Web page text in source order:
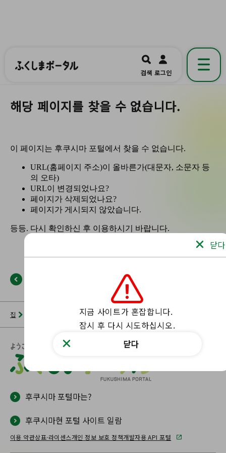
福島県公式の地域情報ポータルアプリ
開く
검색 로그인
해당 페이지를 찾을 수 없습니다.
집 후쿠시마 포털 해당 페이지를 찾을 수 없습니다.
후쿠시마 포털마는?
후쿠시마현 포털 사이트 일람
이용 약관상표·라이센스개인 정보 보호 정책개발자용 API 포털
닫다
지금 사이트가 혼잡합니다.
잠시 후 다시 시도하십시오.
닫다